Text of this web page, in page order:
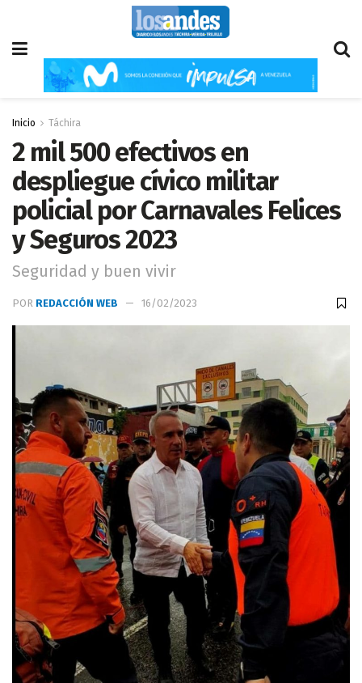
Inicio Táchira
2 mil 500 efectivos en
despliegue cívico militar
policial por Carnavales Felices
y Seguros 2023
Seguridad y buen vivir
POR REDACCIÓN WEB 16/02/2023